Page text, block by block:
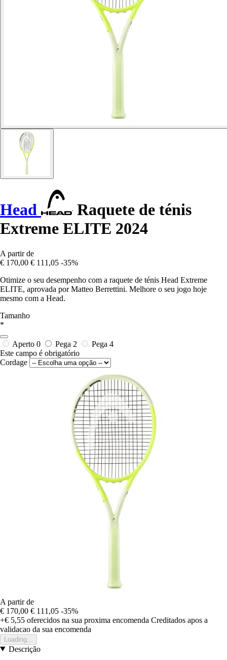
Head
Raquete de ténis
Extreme ELITE 2024
A partir de
€ 170,00 € 111,05 -35%
Otimize o seu desempenho com a raquete de ténis Head Extreme
ELITE, aprovada por Matteo Berrettini. Melhore o seu jogo hoje
mesmo com a Head.
Tamanho
*
Aperto 0 Pega 2
Pega 4
Este campo é obrigatório
Cordage
A partir de
€ 170,00 € 111,05 -35%
+€ 5,55 oferecidos na sua proxima encomenda Creditados apos a
validacao da sua encomenda
Loading...
Descrição